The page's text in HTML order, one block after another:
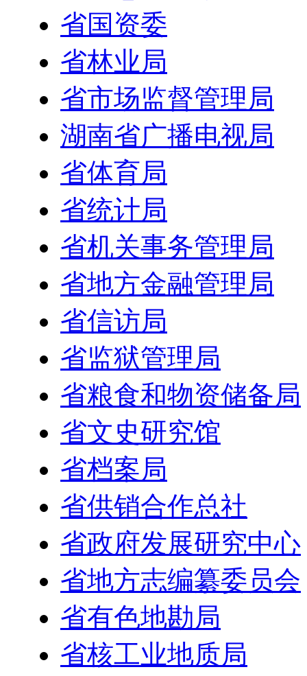
省国资委
省林业局
省市场监督管理局
湖南省广播电视局
省体育局
省统计局
省机关事务管理局
省地方金融管理局
省信访局
省监狱管理局
省粮食和物资储备局
省文史研究馆
省档案局
省供销合作总社
省政府发展研究中心
省地方志编纂委员会
省有色地勘局
省核工业地质局